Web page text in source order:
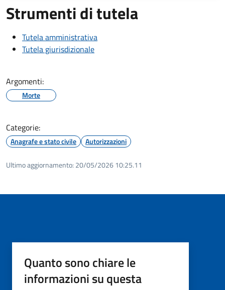
Strumenti di tutela
Tutela amministrativa
Tutela giurisdizionale
Argomenti:
Morte
Categorie:
Anagrafe e stato civile Autorizzazioni
Ultimo aggiornamento: 20/05/2026 10:25.11
Quanto sono chiare le
informazioni su questa